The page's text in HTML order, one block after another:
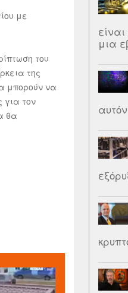
με
του
της
μπορούν να
για τον
θα
μια